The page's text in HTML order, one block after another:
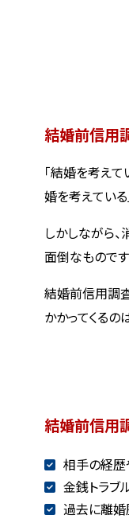
結婚前信用
「結婚を考え
婚を考えてい
しかしながら
面倒なものです
結婚前信用調
かかってくるの
結婚前信用
相手の経
金銭トラブ
過去に離